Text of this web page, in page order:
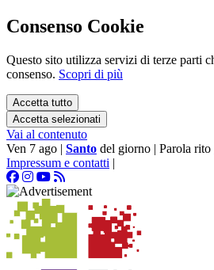
Consenso Cookie
Questo sito utilizza servizi di terze parti
consenso. Scopri di più
Accetta tutto
Accetta selezionati
Vai al contenuto
Ven 7 ago | Santo del giorno | Parola rito
Impressum e contatti |